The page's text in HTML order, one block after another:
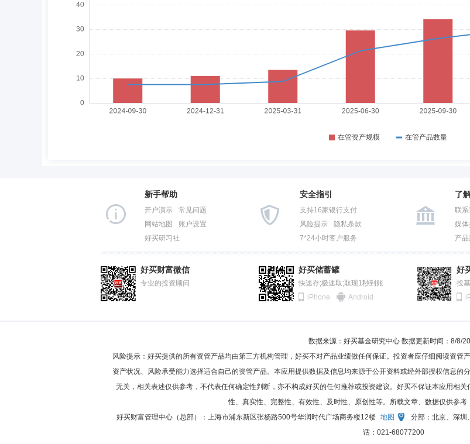
新手帮助
开户演示
常见问题
网站地图
账户设置
好买研习社
安全指引
支持16家银行支付
风险提示
隐私条款
7*24小时客户服务
了
联系
媒体
产
好买财富微信
专业的投资顾问
好买储蓄罐
快速存;极速取;取现1秒到账
iPhone
Android
好
投
数据来源：好买基金研究中心 数据更新时间：8/8/
风险提示：好买提供的所有资管产品均由第三方机构管理，好买不对产品业绩做任何保证。投资者应仔细阅读资
资产状况、风险承受能力选择适合自己的资管产品。本应用提供数据及信息均来源于公开资料或经外部授权信息的
无关，相关表述仅供参考，不代表任何确定性判断，亦不构成好买的任何推荐或投资建议。好买不保证本应用相
性、真实性、完整性、有效性、及时性、原创性等。所载文章、数据仅供参考
好买财富管理中心（总部）：上海市浦东新区张杨路500号华润时代广场商务楼12楼
地图
分部：北京、深圳
话：021-68077200